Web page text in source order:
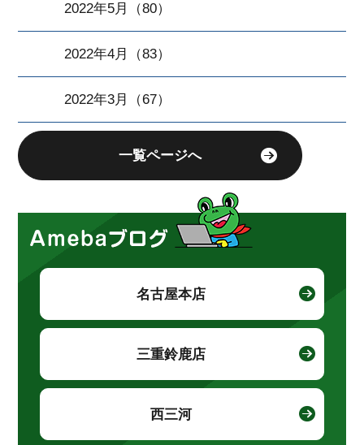
2022年5月（80）
2022年4月（83）
2022年3月（67）
一覧ページへ
名古屋本店
三重鈴鹿店
西三河